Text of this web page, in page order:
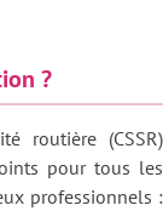
?
routière (CSSR)
pour tous les